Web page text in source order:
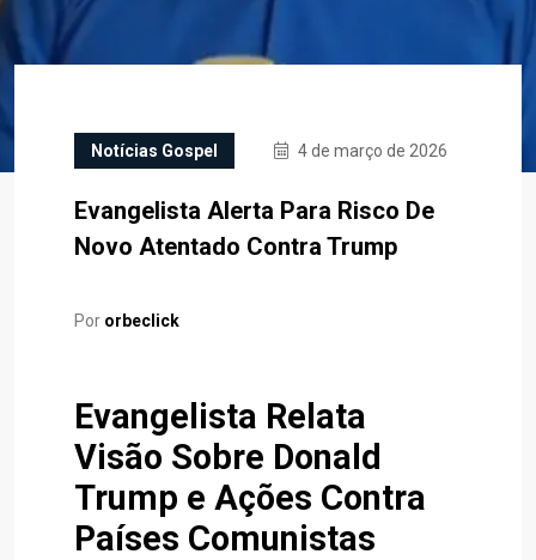
Notícias Gospel 4 de março de 2026
Evangelista Alerta Para Risco De
Novo Atentado Contra Trump
Por orbeclick
Evangelista Relata
Visão Sobre Donald
Trump e Ações Contra
Países Comunistas